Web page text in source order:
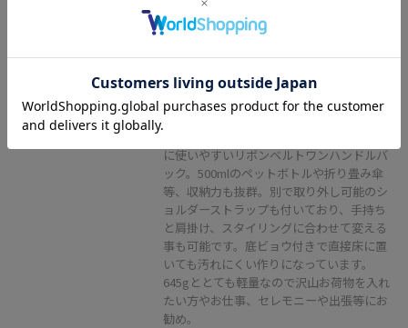
リボンベルトワンハンドルバッグ/
軽量・2WAY
ブラック / F
¥6,919
レビュー
に使いやすいリボンベルトワンハンドルバ
ック。500mlのペットボトルや折り畳み傘
等、収納力も抜群。別で取り外し可能のシ
ョルダーストラップも付いており、手持ち
と肩掛け、スタイリングに合わせて変える
事も可能です。底ビョウ付きで直接床に置
いても汚れにくい作りになっています。
645gととても軽量なので沢山お荷物を入れ
たい方やお仕事、セレモニーや出張等にお
勧め。